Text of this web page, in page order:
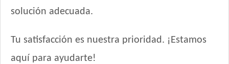
solución adecuada.
Tu satisfacción es nuestra prioridad. ¡Estamos
aquí para ayudarte!